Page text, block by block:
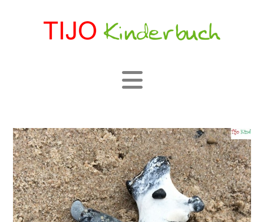
Navigation